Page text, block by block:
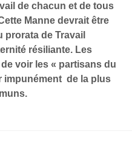
de chacun et de tous
Manne devrait être
prorata de Travail
résiliante. Les
voir les « partisans du
impunément de la plus